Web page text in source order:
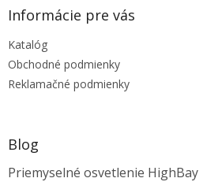
Informácie pre vás
Katalóg
Obchodné podmienky
Reklamačné podmienky
Blog
Priemyselné osvetlenie HighBay